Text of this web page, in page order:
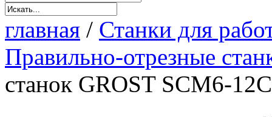
главная / Станки для
Правильно-отрезные
станок GROST SCM6-12C